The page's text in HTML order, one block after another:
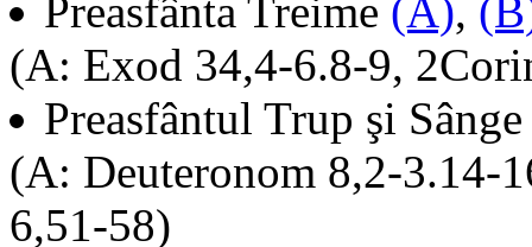
Preasfânta Treime (A),
(A: Exod 34,4-6.8-9,
Preasfântul Trup şi
(A: Deuteronom 8,2-3.14-
6,51-58)